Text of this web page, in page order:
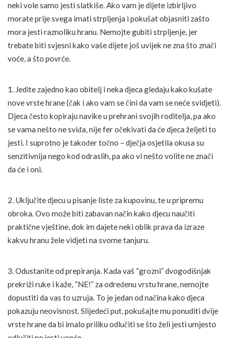
neki vole samo jesti slatkiše. Ako vam je dijete izbirljivo
morate prije svega imati strpljenja i pokušat objasniti zašto
mora jesti raznoliku hranu. Nemojte gubiti strpljenje, jer
trebate biti svjesni kako vaše dijete još uvijek ne zna što znači
voće, a što povrće.
1. Jedite zajedno kao obitelj i neka djeca gledaju kako kušate
nove vrste hrane (čak i ako vam se čini da vam se neće svidjeti).
Djeca često kopiraju navike u prehrani svojih roditelja, pa ako
se vama nešto ne sviđa, nije fer očekivati da će djeca željeti to
jesti. I suprotno je također točno – dječja osjetila okusa su
senzitivnija nego kod odraslih, pa ako vi nešto volite ne znači
da će i oni.
2. Uključite djecu u pisanje liste za kupovinu, te u pripremu
obroka. Ovo može biti zabavan način kako djecu naučiti
praktične vještine, dok im dajete neki oblik prava da izraze
kakvu hranu žele vidjeti na svome tanjuru.
3. Odustanite od prepiranja. Kada vaš “grozni” dvogodišnjak
prekriži ruke i kaže, “NE!” za određenu vrstu hrane, nemojte
dopustiti da vas to uzruja. To je jedan od načina kako djeca
pokazuju neovisnost. Slijedeći put, pokušajte mu ponuditi dvije
vrste hrane da bi imalo priliku odlučiti se što želi jesti umjesto